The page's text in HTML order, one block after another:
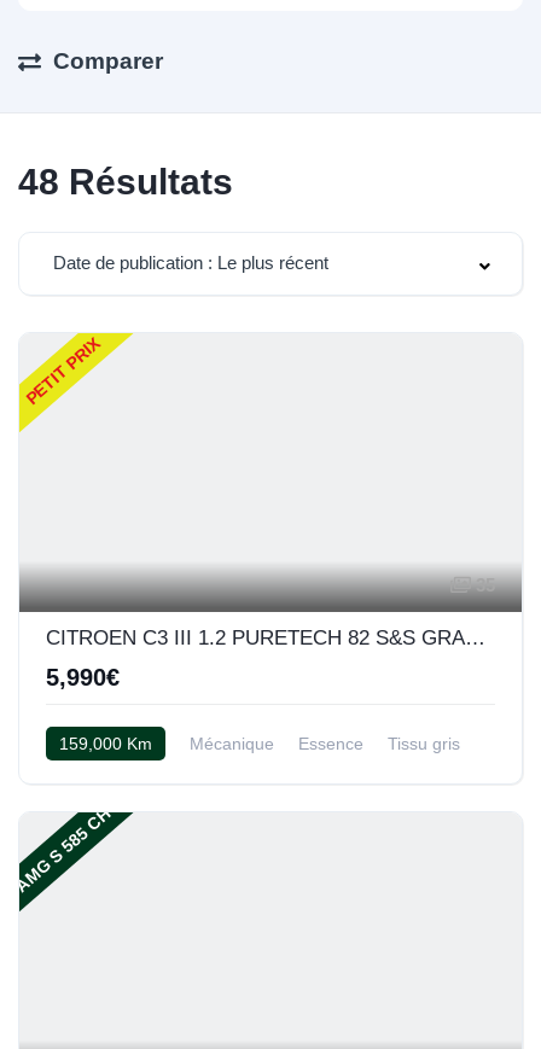
Comparer
48 Résultats
Date de publication : Le plus récent
PETIT PRIX
35
CITROEN C3 III 1.2 PURETECH 82 S&S GRAPHIC
5,990€
159,000 Km Mécanique Essence Tissu gris
AMG S 585 CH